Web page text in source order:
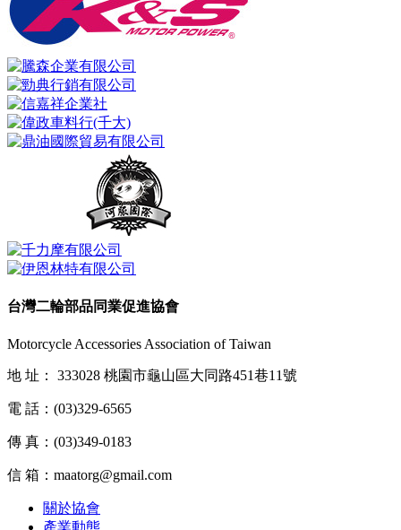
台灣二輪部品同業促進協會
Motorcycle Accessories Association of Taiwan
地 址： 333028 桃園市龜山區大同路451巷11號
電 話： (03)329-6565
傳 真： (03)349-0183
信 箱： maatorg@gmail.com
關於協會
產業動態